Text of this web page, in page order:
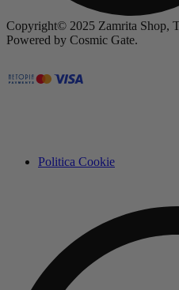
Copyright© 2025 Zamrita Shop,
Powered by Cosmic Gate.
Politica Cookie